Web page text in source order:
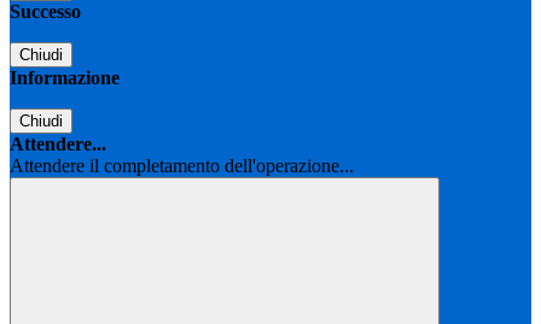
Successo
Chiudi
Informazione
Chiudi
Attendere...
Attendere il completamento dell'operazione...